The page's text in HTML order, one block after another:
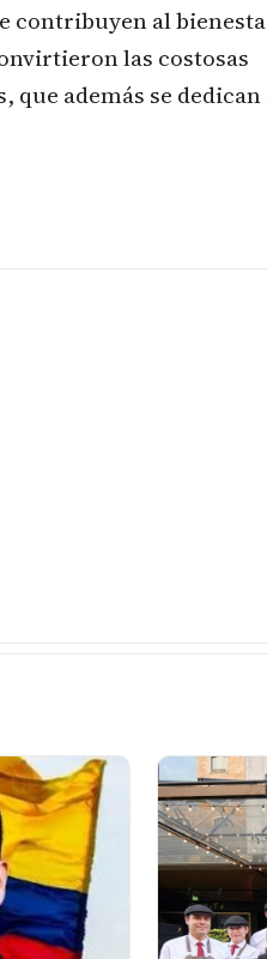
contribuyen al
las costosas
que además se dedican